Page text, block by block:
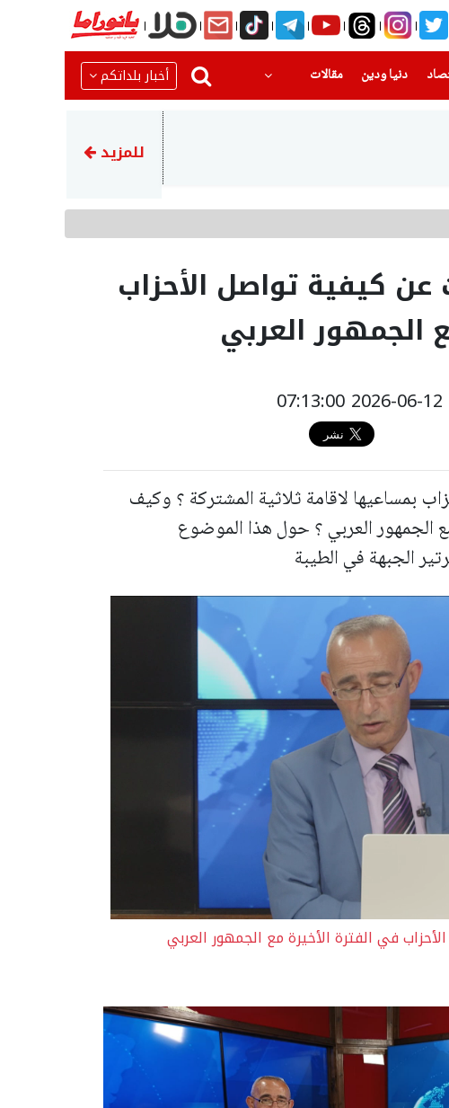
دنيا ودين
(current) مقالات أخبار بلداتكم
رضيع بحالة حرجةبعد تعرضه
للمزيد
كيفية تواصل الأحزاب
الجمهور العربي
بمساعيها لاقامة ثلاثية المشتركة ؟ وكيف
الجمهور العربي ؟ حول هذا الموضوع
الجبهة في الطيبة
في الفترة الأخيرة مع الجمهور العربي